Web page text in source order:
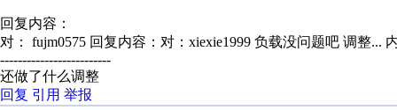
回复内容：
对： fujm0575 回复内容：对：xiexie1999 负载没问题吧 调整...
-------------------------
还做了什么调整
回复 引用 举报